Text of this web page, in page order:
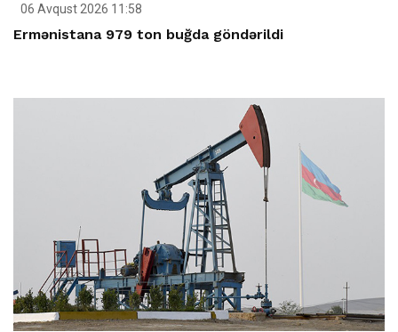
06 Avqust 2026 11:58
Ermənistana 979 ton buğda göndərildi